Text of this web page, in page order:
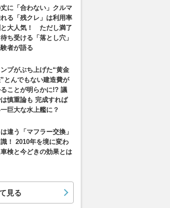
に「合わない」クルマ
る「残クレ」は利用率
と大人気！ ただし満了
ち受ける「落とし穴」
者が語る
ンプがぶち上げた“黄金
とんでもない建造費が
ことが明らかに!? 議
慎重論も 完成すれば
巨大な水上艦に？
違う「マフラー交換」
！ 2010年を境に変わ
検と今どきの効果とは
見る